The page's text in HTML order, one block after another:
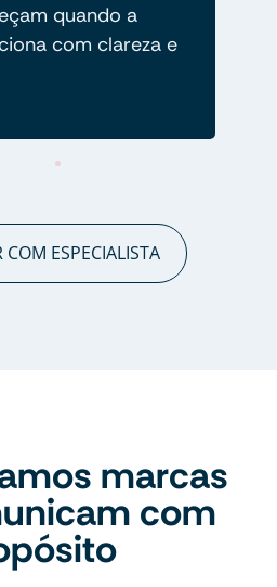
quando a
com clareza e
COM ESPECIALISTA
marcas
com